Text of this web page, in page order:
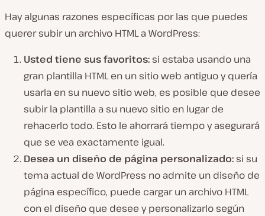
Hay algunas razones específicas por las que puedes
querer subir un archivo HTML a WordPress:
Usted tiene sus favoritos: si estaba usando una
gran plantilla HTML en un sitio web antiguo y quería
usarla en su nuevo sitio web, es posible que desee
subir la plantilla a su nuevo sitio en lugar de
rehacerlo todo. Esto le ahorrará tiempo y asegurará
que se vea exactamente igual.
Desea un diseño de página personalizado: si su
tema actual de WordPress no admite un diseño de
página específico, puede cargar un archivo HTML
con el diseño que desee y personalizarlo según